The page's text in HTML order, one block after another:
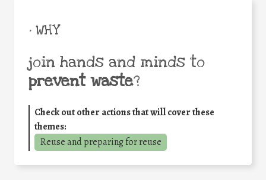
• WHY
join hands and minds to
prevent waste?
Check out other actions that will cover these
themes:
Reuse and preparing for reuse